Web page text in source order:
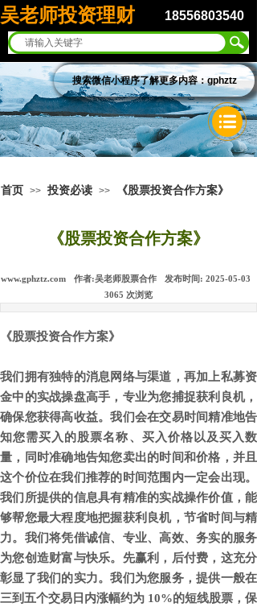
吴老师投资理财 18556803540
搜索微信小程序了解更多内容：gphztz
首页 >> 投资必读 >> 《股票投资合作方案》
《股票投资合作方案》
www.gphztz.com 作者:吴老师股票合作 发布时间: 2025-05-03
3065 次浏览
《股票投资合作方案》
我们拥有独特的消息网络与渠道，再加上私募资
金中的实战操盘高手，专业为您捕捉获利良机，
确保您获得高收益。我们会在交易时间精准地告
知您需买入的股票名称、买入价格以及买入数
量，同时准确地告知您卖出的时间和价格，并且
这个价位在我们推荐的时间范围内一定会出现。
我们所提供的信息具有精准的实战操作价值，能
够帮您最大程度地把握获利良机，节省时间与精
力。我们将凭借诚信、专业、高效、务实的服务
为您创造财富与快乐。先赢利，后付费，这充分
彰显了我们的实力。我们为您服务，提供一般在
三到五个交易日内涨幅约为 10%的短线股票，保